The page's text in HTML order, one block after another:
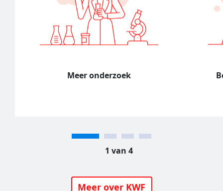
Meer onderzoek
1 van 4
Meer over KWF